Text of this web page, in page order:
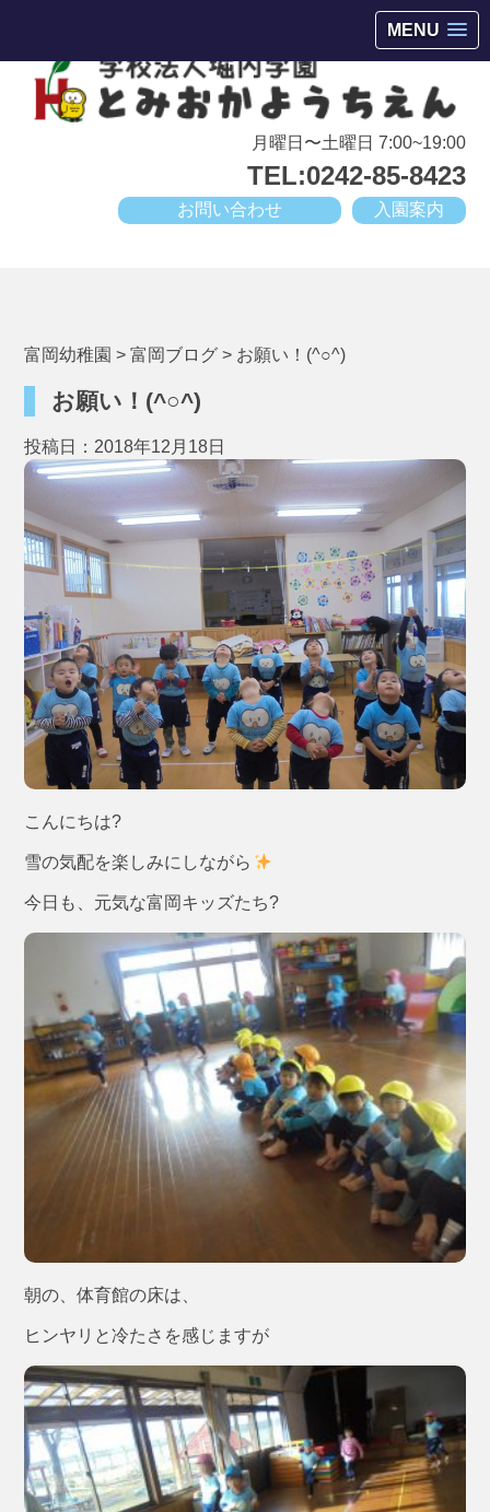
MENU
月曜日〜土曜日 7:00~19:00
TEL:0242-85-8423
入園案内
お問い合わせ
富岡幼稚園 >富岡ブログ > お願い！(^○^)
お願い！(^○^)
投稿日：2018年12月18日
こんにちは?
雪の気配を楽しみにしながら
今日も、元気な富岡キッズたち?
朝の、体育館の床は、
ヒンヤリと冷たさを感じますが